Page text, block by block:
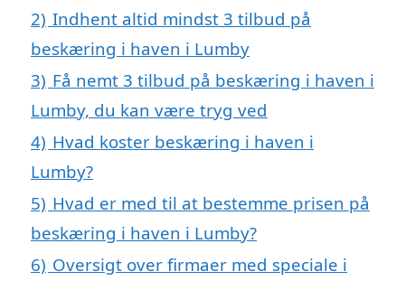
2) Indhent altid mindst 3 tilbud på
beskæring i haven i Lumby
3) Få nemt 3 tilbud på beskæring i haven i
Lumby, du kan være tryg ved
4) Hvad koster beskæring i haven i
Lumby?
5) Hvad er med til at bestemme prisen på
beskæring i haven i Lumby?
6) Oversigt over firmaer med speciale i